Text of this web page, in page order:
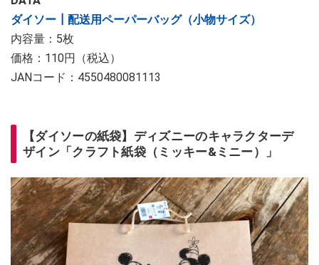
ダイソー┃配送用ペーパーバッグ（小物サイズ）
内容量：5枚
価格：110円（税込）
JANコード：4550480081113
【ダイソーの紙袋】ディズニーのキャラクターデ
ザイン「クラフト紙袋（ミッキー&ミニー）」